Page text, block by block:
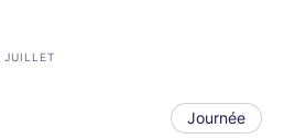
JUILLET
Journée